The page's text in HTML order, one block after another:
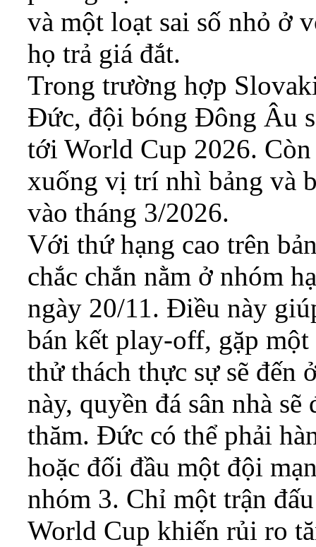
và một loạt sai số nhỏ ở
họ trả giá đắt.
Trong trường hợp
Đức, đội bóng Đông Âu
tới World Cup 2026.
xuống vị trí nhì bảng và
vào tháng 3/2026.
Với thứ hạng cao trên
chắc chắn nằm ở nhóm
ngày 20/11. Điều này
bán kết play-off, gặp
thử thách thực sự sẽ
này, quyền đá sân nhà
thăm. Đức có thể phải
hoặc đối đầu một đội
nhóm 3. Chỉ một trận
World Cup khiến rủi ro